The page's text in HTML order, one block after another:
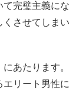
て完璧主義にな
くさせてしまい
あたります。
リート男性に